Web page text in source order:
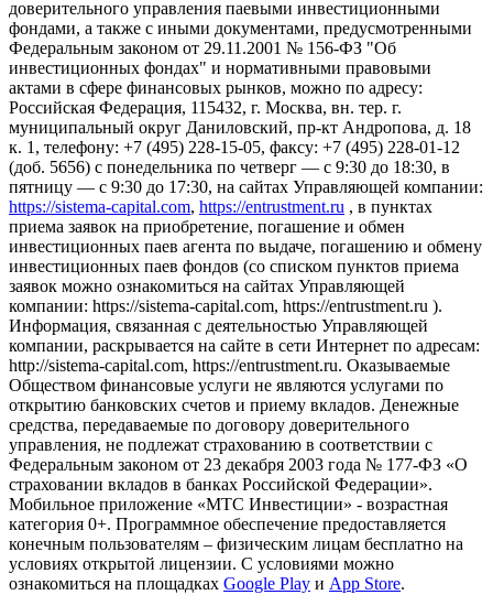
доверительного управления паевыми инвестиционными
фондами, а также с иными документами, предусмотренными
Федеральным законом от 29.11.2001 № 156-ФЗ "Об
инвестиционных фондах" и нормативными правовыми
актами в сфере финансовых рынков, можно по адресу:
Российская Федерация, 115432, г. Москва, вн. тер. г.
муниципальный округ Даниловский, пр-кт Андропова, д. 18
к. 1, телефону: +7 (495) 228-15-05, факсу: +7 (495) 228-01-12
(доб. 5656) с понедельника по четверг — c 9:30 до 18:30, в
пятницу — с 9:30 до 17:30, на сайтах Управляющей компании:
https://sistema-capital.com, https://entrustment.ru , в пунктах
приема заявок на приобретение, погашение и обмен
инвестиционных паев агента по выдаче, погашению и обмену
инвестиционных паев фондов (со списком пунктов приема
заявок можно ознакомиться на сайтах Управляющей
компании: https://sistema-capital.com, https://entrustment.ru ).
Информация, связанная с деятельностью Управляющей
компании, раскрывается на сайте в сети Интернет по адресам:
http://sistema-capital.com, https://entrustment.ru. Оказываемые
Обществом финансовые услуги не являются услугами по
открытию банковских счетов и приему вкладов. Денежные
средства, передаваемые по договору доверительного
управления, не подлежат страхованию в соответствии с
Федеральным законом от 23 декабря 2003 года № 177-ФЗ «О
страховании вкладов в банках Российской Федерации».
Мобильное приложение «МТС Инвестиции» - возрастная
категория 0+. Программное обеспечение предоставляется
конечным пользователям – физическим лицам бесплатно на
условиях открытой лицензии. С условиями можно
ознакомиться на площадках Google Play и App Store.